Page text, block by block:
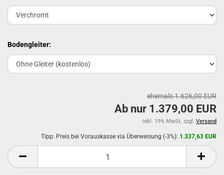
Bodengleiter:
ehemals 1.626,00 EUR
Ab nur 1.379,00 EUR
inkl. 19% MwSt. zzgl. Versand
Tipp: Preis bei Vorauskasse via Überweisung (-3%): 1.337,63 EUR